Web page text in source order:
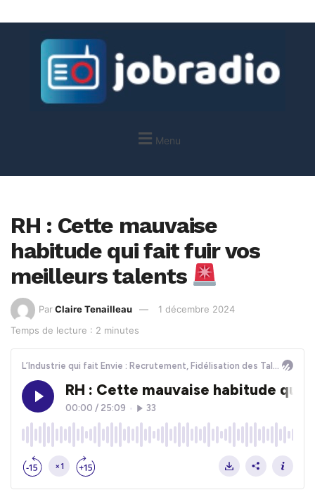
Menu
RH : Cette mauvaise
habitude qui fait fuir vos
meilleurs talents
Par Claire Tenailleau
1 décembre 2024
Temps de lecture : 2 minutes